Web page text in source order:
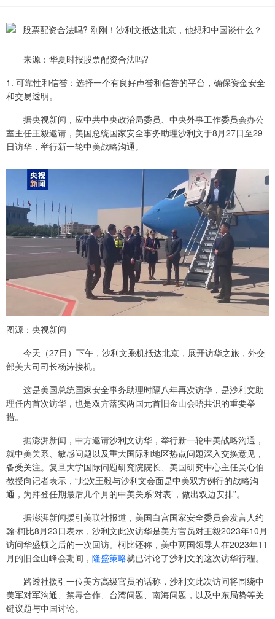
来源：华夏时报股票配资合法吗?
1. 可靠性和信誉：选择一个有良好声誉和信誉的平台，确保资金安全
和交易透明。
据央视新闻，应中共中央政治局委员、中央外事工作委员会办公
室主任王毅邀请，美国总统国家安全事务助理沙利文于8月27日至29
日访华，举行新一轮中美战略沟通。
图源：央视新闻
今天（27日）下午，沙利文乘机抵达北京，展开访华之旅，外交
部美大司司长杨涛接机。
这是美国总统国家安全事务助理时隔八年再次访华，是沙利文助
理任内首次访华，也是双方落实两国元首旧金山会晤共识的重要举
措。
据澎湃新闻，中方邀请沙利文访华，举行新一轮中美战略沟通，
就中美关系、敏感问题以及重大国际和地区热点问题深入交换意见，
备受关注。复旦大学国际问题研究院院长、美国研究中心主任吴心伯
教授向记者表示，“此次王毅与沙利文会面是中美双方例行的战略沟
通，为拜登任期最后几个月的中美关系‘对表’，做出双边安排”。
据澎湃新闻援引美联社报道，美国白宫国家安全委员会发言人约
翰·柯比8月23日表示，沙利文此次访华是美方官员对王毅2023年10月
访问华盛顿之后的一次回访。柯比还称，美中两国领导人在2023年11
月的旧金山峰会期间， 隆盛策略就已讨论了沙利文的这次访华行程。
路透社援引一位美方高级官员的话称，沙利文此次访问将围绕中
美军对军沟通、禁毒合作、台湾问题、南海问题，以及中东局势等关
键议题与中国讨论。